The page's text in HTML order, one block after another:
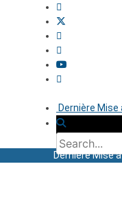
Dernière Mise
Dernière Mise